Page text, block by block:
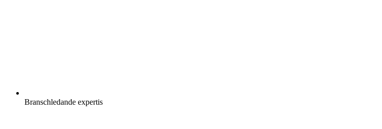
Branschledande expertis